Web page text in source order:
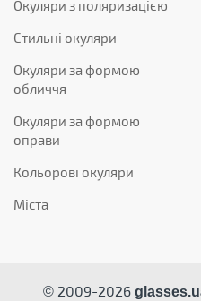
Окуляри з поляризацією
Стильні окуляри
Окуляри за формою
обличчя
Окуляри за формою
оправи
Кольорові окуляри
Міста
© 2009-2026